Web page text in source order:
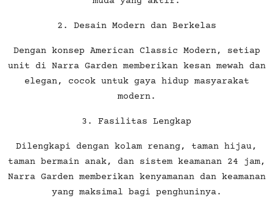
2. Desain Modern dan Berkelas
Dengan konsep American Classic Modern, setiap
unit di Narra Garden memberikan kesan mewah dan
elegan, cocok untuk gaya hidup masyarakat
modern.
3. Fasilitas Lengkap
Dilengkapi dengan kolam renang, taman hijau,
taman bermain anak, dan sistem keamanan 24 jam,
Narra Garden memberikan kenyamanan dan keamanan
yang maksimal bagi penghuninya.